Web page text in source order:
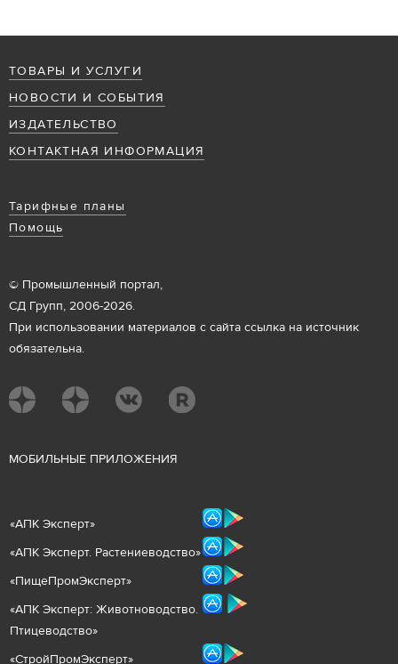
ТОВАРЫ И УСЛУГИ
НОВОСТИ И СОБЫТИЯ
ИЗДАТЕЛЬСТВО
КОНТАКТНАЯ ИНФОРМАЦИЯ
Тарифные планы
Помощь
© Промышленный портал,
СД Групп, 2006-2026.
При использовании материалов с сайта ссылка на источник
обязательна.
МОБИЛЬНЫЕ ПРИЛОЖЕНИЯ
«АПК Эксперт»
«АПК Эксперт. Растениеводство»
«ПищеПромЭксперт»
«АПК Эксперт: Животноводство.
Птицеводство»
«СтройПромЭксперт»